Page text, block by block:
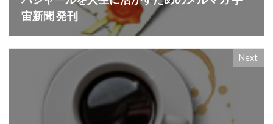
宙新聞 発刊
Next